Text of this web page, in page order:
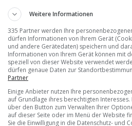
Weitere Informationen
335 Partner werden Ihre
dürfen Informationen von Ihrem Gerät
und andere Gerätedaten) speichern und
Informationen von Ihrem Gerät können mit
speziell von dieser Website verwendet
dürfen genaue Daten zur
Partner
Einige Anbieter nutzen Ihre
auf Grundlage ihres berechtigten Interesses.
über den Button zum Verwalten Ihrer
auf dieser Seite oder im Menü der Website
Sie die Einwilligung in die Datenschutz- und